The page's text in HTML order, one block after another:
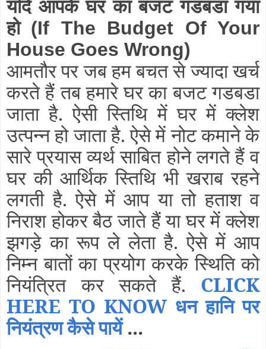
यदि आपके घर का बजट गडबडा गया
हो (If The Budget Of Your
House Goes Wrong)
आमतौर पर जब हम बचत से ज्यादा खर्च
करते हैं तब हमारे घर का बजट गडबडा
जाता है. ऐसी स्तिथि में घर में क्लेश
उत्पन्न हो जाता है. ऐसे में नोट कमाने के
सारे प्रयास व्यर्थ साबित होने लगते हैं व
घर की आर्थिक स्तिथि भी खराब रहने
लगती है. ऐसे में आप या तो हताश व
निराश होकर बैठ जाते हैं या घर में क्लेश
झगड़े का रूप ले लेता है. ऐसे में आप
निम्न बातों का प्रयोग करके स्थिति को
नियंत्रित कर सकते हैं. CLICK
HERE TO KNOW धन हानि पर
नियंत्रण कैसे पायें...